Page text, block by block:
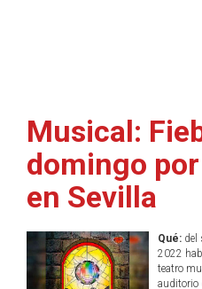
Musical:
domingo
en Sevilla
Qué:del
2022
teatro
auditorio